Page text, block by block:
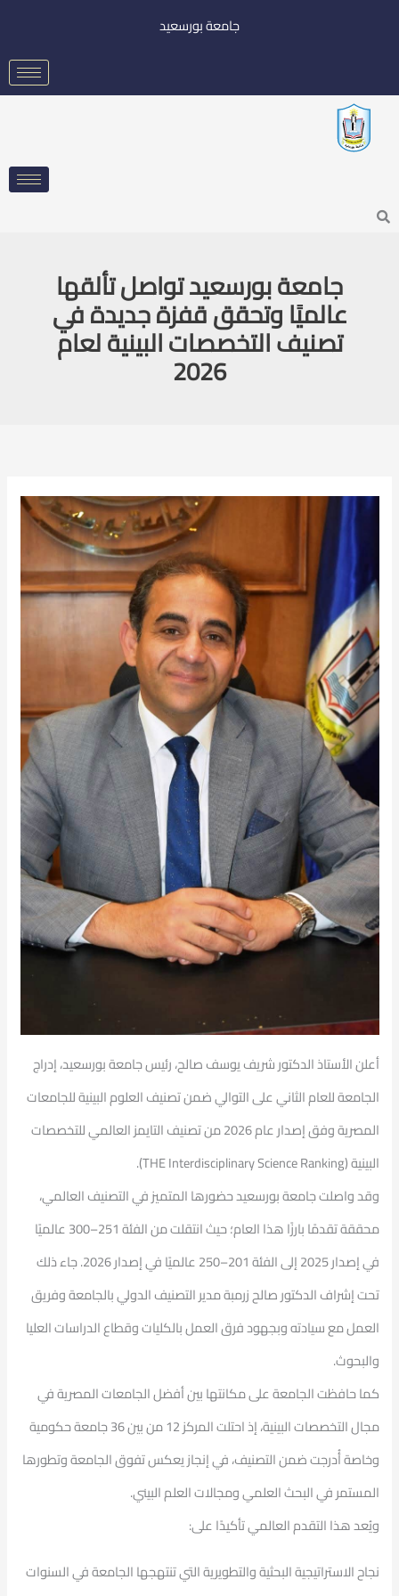
جامعة بورسعيد
Search
جامعة بورسعيد تواصل تألقها
عالميًا وتحقق قفزة جديدة في
تصنيف التخصصات البينية لعام
2026
أعلن الأستاذ الدكتور شريف يوسف صالح، رئيس جامعة بورسعيد، إدراج
الجامعة للعام الثاني على التوالي ضمن تصنيف العلوم البينية للجامعات
المصرية وفق إصدار عام 2026 من تصنيف التايمز العالمي للتخصصات
البينية (THE Interdisciplinary Science Ranking).
وقد واصلت جامعة بورسعيد حضورها المتميز في التصنيف العالمي،
محققة تقدمًا بارزًا هذا العام؛ حيث انتقلت من الفئة 251–300 عالميًا
في إصدار 2025 إلى الفئة 201–250 عالميًا في إصدار 2026. جاء ذلك
تحت إشراف الدكتور صالح زرمبة مدير التصنيف الدولي بالجامعة وفريق
العمل مع سيادته وبجهود فرق العمل بالكليات وقطاع الدراسات العليا
والبحوث.
كما حافظت الجامعة على مكانتها بين أفضل الجامعات المصرية في
مجال التخصصات البينية، إذ احتلت المركز 12 من بين 36 جامعة حكومية
وخاصة أُدرجت ضمن التصنيف، في إنجاز يعكس تفوق الجامعة وتطورها
المستمر في البحث العلمي ومجالات العلم البيني.
ويُعد هذا التقدم العالمي تأكيدًا على:
نجاح الاستراتيجية البحثية والتطويرية التي تنتهجها الجامعة في السنوات